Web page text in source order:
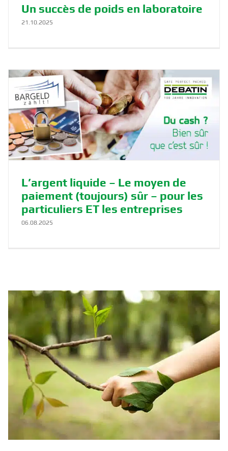
Un succès de poids en laboratoire
21.10.2025
L’argent liquide – Le moyen de
paiement (toujours) sûr – pour les
particuliers ET les entreprises
06.08.2025